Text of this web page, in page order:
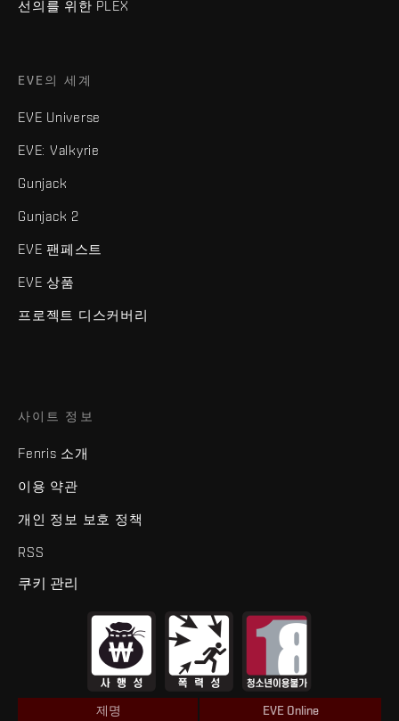
선의를 위한 PLEX
EVE의 세계
EVE Universe
EVE: Valkyrie
Gunjack
Gunjack 2
EVE 팬페스트
EVE 상품
프로젝트 디스커버리
사이트 정보
Fenris 소개
이용 약관
개인 정보 보호 정책
RSS
쿠키 관리
제명 EVE Online